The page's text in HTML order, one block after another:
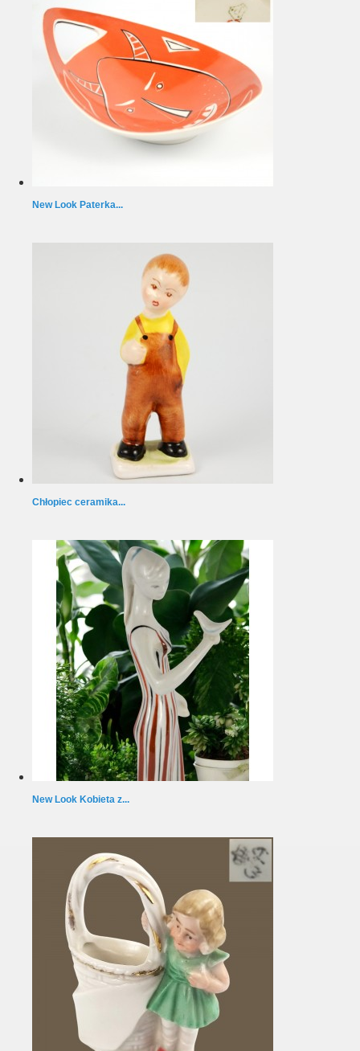
New Look Paterka...
Chłopiec ceramika...
New Look Kobieta z...